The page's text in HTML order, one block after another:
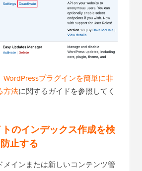
WordPressプラグインを簡単に非
方法に関するガイドを参照してく
のインデックス作成を検
止する
メインまたは新しいコンテンツ管